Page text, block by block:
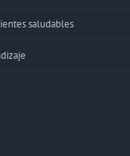
saludables